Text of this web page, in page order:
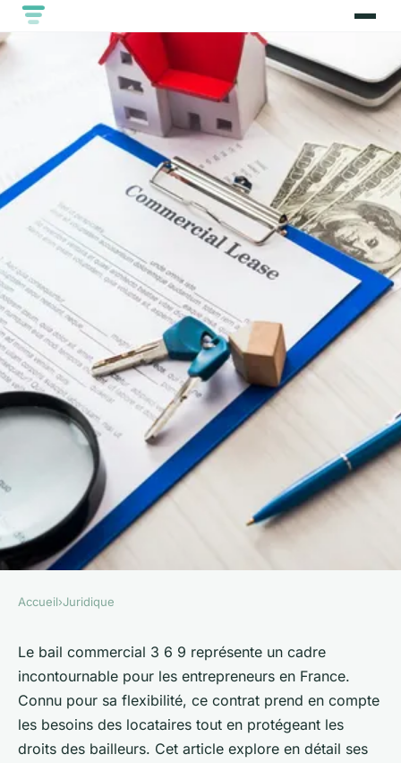
Tout savoir sur le bail
commercial 3 6 9 en france
Maxime•15 octobre 2024•4 min de lecture
Accueil›Juridique
Le bail commercial 3 6 9 représente un cadre
incontournable pour les entrepreneurs en France.
Connu pour sa flexibilité, ce contrat prend en compte
les besoins des locataires tout en protégeant les
droits des bailleurs. Cet article explore en détail ses